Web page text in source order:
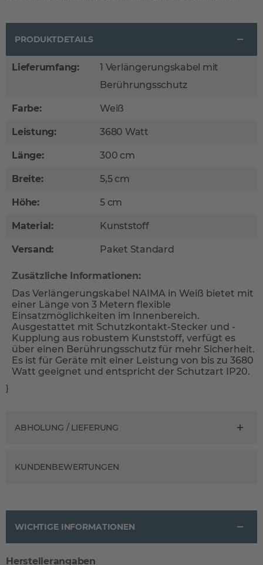
PRODUKTDETAILS
Lieferumfang:
1 Verlängerungskabel mit
Berührungsschutz
Farbe: Weiß
Leistung: 3680 Watt
Länge: 300 cm
Breite: 5,5 cm
Höhe: 5 cm
Material: Kunststoff
Versand: Paket Standard
Zusätzliche Informationen:
Das Verlängerungskabel NAIMA in Weiß bietet mit
einer Länge von 3 Metern flexible
Einsatzmöglichkeiten im Innenbereich.
Ausgestattet mit Schutzkontakt-Stecker und -
Kupplung aus robustem Kunststoff, verfügt es
über einen Berührungsschutz für mehr Sicherheit.
Es ist für Geräte mit einer Leistung von bis zu 3680
Watt geeignet und entspricht der Schutzart IP20.
}
ABHOLUNG / LIEFERUNG
KUNDENBEWERTUNGEN
WICHTIGE INFORMATIONEN
Herstellerangaben